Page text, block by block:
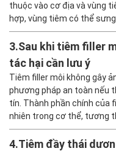
thuộc vào cơ địa và vùng
hợp, vùng tiêm có thể
3.Sau khi tiêm filler
tác hại cần lưu ý
Tiêm filler môi không gây
phương pháp an toàn nếu
tín. Thành phần chính của
nhiên trong cơ thể, tương
4.Tiêm đầy thái